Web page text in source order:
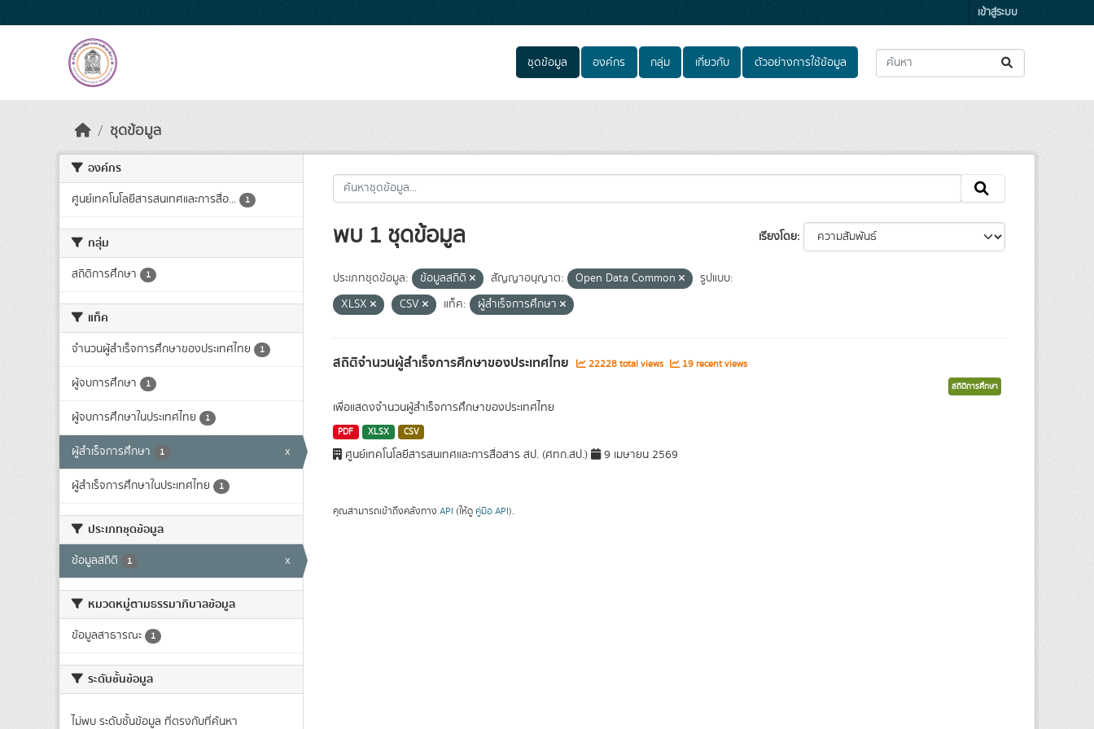
เข้าสู่ระบบ
ชุดข้อมูล องค์กร กลุ่ม เกี่ยวกับ ตัวอย่างการใช้ข้อมูล
ชุดข้อมูล
องค์กร
ศูนย์เทคโนโลยีสารสนเทศและการสื่อ... 1
กลุ่ม
สถิติการศึกษา 1
แท็ค
จำนวนผู้สำเร็จการศึกษาของประเทศไทย 1
ผู้จบการศึกษา 1
ผู้จบการศึกษาในประเทศไทย 1
ผู้สำเร็จการศึกษา 1 x
ผู้สำเร็จการศึกษาในประเทศไทย 1
ประเภทชุดข้อมูล
ข้อมูลสถิติ 1 x
หมวดหมู่ตามธรรมาภิบาลข้อมูล
ข้อมูลสาธารณะ 1
ระดับชั้นข้อมูล
ไม่พบ ระดับชั้นข้อมูล ที่ตรงกับที่ค้นหา
เรียงโดย
พบ 1 ชุดข้อมูล
ประเภทชุดข้อมูล: ข้อมูลสถิติ สัญญาอนุญาต: Open Data Common
รูปแบบ:
XLSX
CSV แท็ค: ผู้สำเร็จการศึกษา
สถิติจำนวนผู้สำเร็จการศึกษาของประเทศไทย 22228 total views 19 recent views
สถิติการศึกษา
เพื่อแสดงจำนวนผู้สำเร็จการศึกษาของประเทศไทย
PDF XLSX CSV
ศูนย์เทคโนโลยีสารสนเทศและการสื่อสาร สป. (ศทก.สป.) 9 เมษายน 2569
คุณสามารถเข้าถึงคลังทาง API (ให้ดู คู่มือ API).